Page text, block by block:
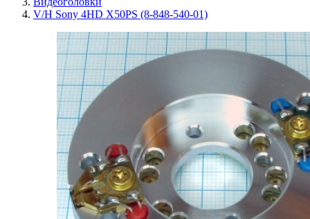
V/H Sony 4HD X50PS (8-848-540-01)